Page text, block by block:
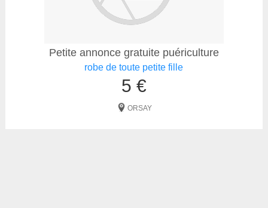
Petite annonce gratuite puériculture
robe de toute petite fille
5 €
ORSAY